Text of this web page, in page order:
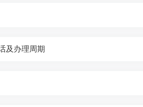
及办理周期